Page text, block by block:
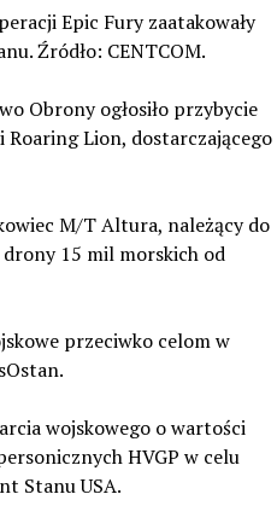
Epic Fury zaatakowały
Źródło: CENTCOM.
Obrony ogłosiło przybycie
Lion, dostarczającego
M/T Altura, należący do
15 mil morskich od
przeciwko celom w
wojskowego o wartości
HVGP w celu
Stanu USA.